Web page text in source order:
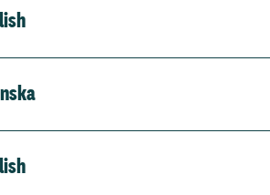
127 Charing Cross Road
WC2H 0EW